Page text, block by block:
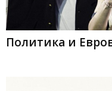
Политика и